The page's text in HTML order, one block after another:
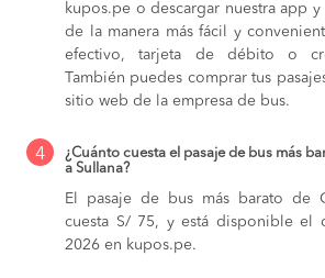
kupos.pe o descargar nuestra app y
de la manera más fácil y
efectivo, tarjeta de débito o
También puedes comprar tus
sitio web de la empresa de bus.
4
¿Cuánto cuesta el pasaje de bus más
a Sullana?
El pasaje de bus más barato de
cuesta S/ 75, y está disponible el
2026 en kupos.pe.